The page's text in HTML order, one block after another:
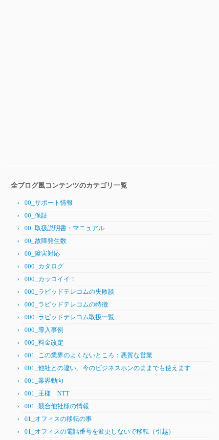
↓全ブログ風コンテンツのカテゴリ一覧
00_サポート情報
00_保証
00_取扱説明書・マニュアル
00_故障発生数
00_障害対応
000_カタログ
000_カッコイイ！
000_ラピッドテレコムの失敗談
000_ラピッドテレコムの特徴
000_ラピッドテレコム取扱一覧
000_導入事例
000_料金改定
001_この業界のよくないところ：悪質な営業
001_他社との違い、今のビジネスホンのままでも使えます
001_業界動向
001_王様 NTT
001_競合他社様の情報
01_オフィスの移転の事
01_オフィスの電話番号を変更しないで移転（引越）